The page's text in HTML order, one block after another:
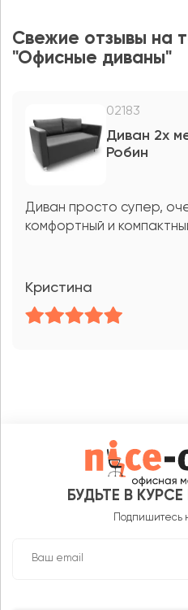
Свежие отзывы на
"Офисные диваны"
02183
Диван 2х
Робин
Диван просто супер,
комфортный и
Кристина
БУДЬТЕ В
Подпишитесь